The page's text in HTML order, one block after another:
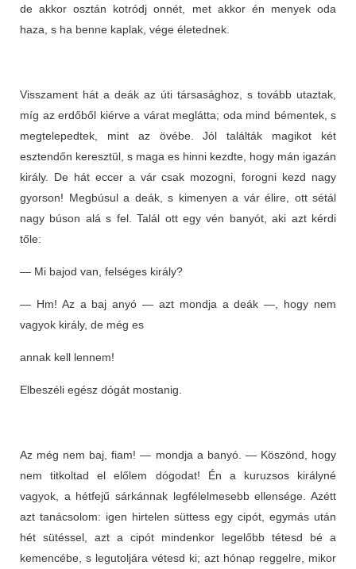
de akkor osztán kotródj onnét, met akkor én menyek oda
haza, s ha benne kaplak, vége életednek.
Visszament hát a deák az úti társasághoz, s tovább utaztak,
míg az erdőből kiérve a várat meglátta; oda mind bémentek, s
megtelepedtek, mint az övébe. Jól találták magikot két
esztendőn keresztül, s maga es hinni kezdte, hogy mán igazán
király. De hát eccer a vár csak mozogni, forogni kezd nagy
gyorson! Megbúsul a deák, s kimenyen a vár élire, ott sétál
nagy búson alá s fel. Talál ott egy vén banyót, aki azt kérdi
tőle:
— Mi bajod van, felséges király?
— Hm! Az a baj anyó — azt mondja a deák —, hogy nem
vagyok király, de még es
annak kell lennem!
Elbeszéli egész dógát mostanig.
Az még nem baj, fiam! — mondja a banyó. — Köszönd, hogy
nem titkoltad el előlem dógodat! Én a kuruzsos királyné
vagyok, a hétfejű sárkánnak legfélelmesebb ellensége. Azétt
azt tanácsolom: igen hirtelen süttess egy cipót, egymás után
hét sütéssel, azt a cipót mindenkor legelőbb tétesd bé a
kemencébe, s legutoljára vétesd ki; azt hónap reggelre, mikor